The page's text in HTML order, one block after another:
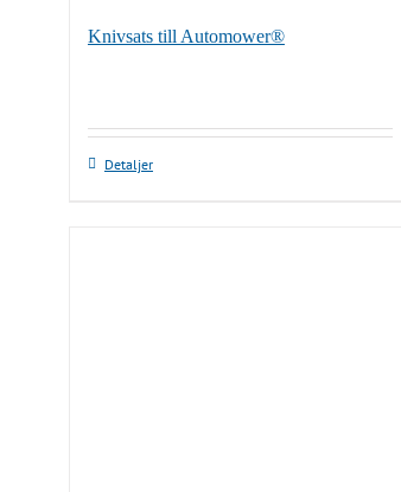
Knivsats till Automower®
Detaljer